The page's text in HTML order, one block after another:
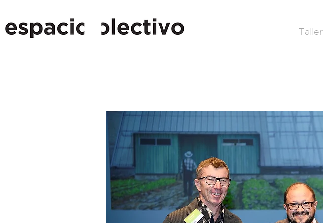
Taller
POSITIVA Y DURADERA AL
SOCIAL Y ECONÓMICO"
Espacio Colectivo